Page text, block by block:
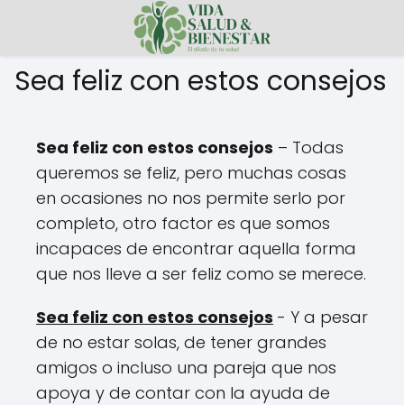
Sea feliz con estos consejos
Sea feliz con estos consejos – Todas
queremos se feliz, pero muchas cosas
en ocasiones no nos permite serlo por
completo, otro factor es que somos
incapaces de encontrar aquella forma
que nos lleve a ser feliz como se merece.
Sea feliz con estos consejos - Y a pesar
de no estar solas, de tener grandes
amigos o incluso una pareja que nos
apoya y de contar con la ayuda de